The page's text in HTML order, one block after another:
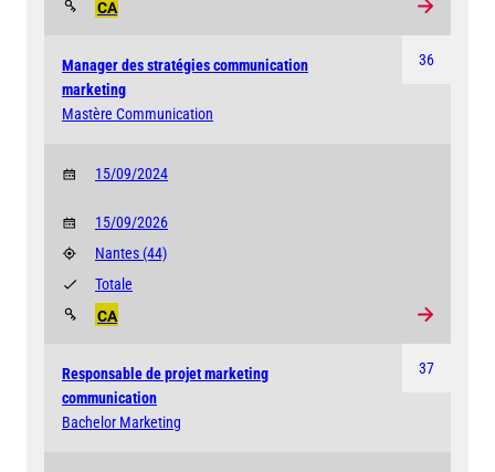
CA
36
Manager des stratégies communication
marketing
Mastère Communication
15/09/2024
15/09/2026
Nantes (44)
CA
Totale
37
Responsable de projet marketing
communication
Bachelor Marketing